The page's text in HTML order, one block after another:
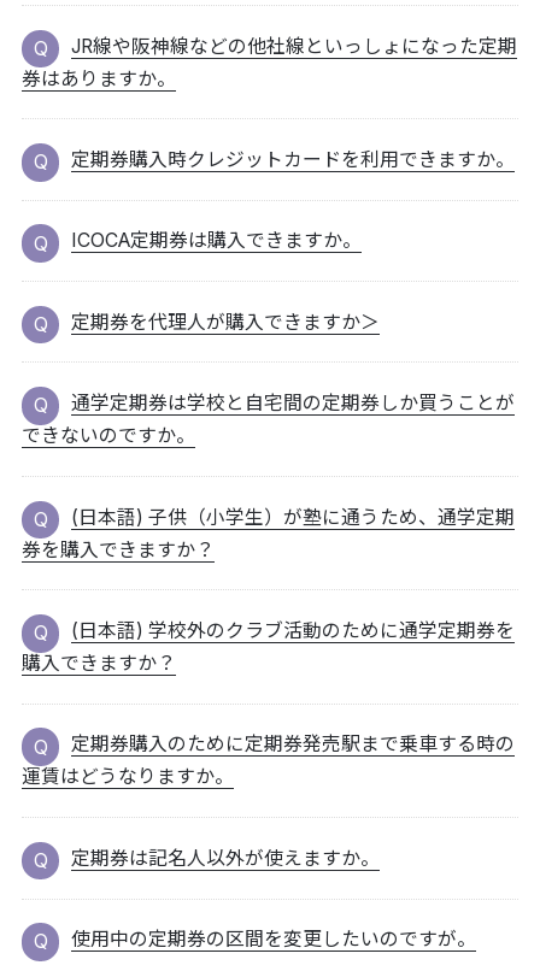
JR線や阪神線などの他社線といっしょになった定期
券はありますか。
定期券購入時クレジットカードを利用できますか。
ICOCA定期券は購入できますか。
定期券を代理人が購入できますか＞
通学定期券は学校と自宅間の定期券しか買うことが
できないのですか。
(日本語) 子供（小学生）が塾に通うため、通学定期
券を購入できますか？
(日本語) 学校外のクラブ活動のために通学定期券を
購入できますか？
定期券購入のために定期券発売駅まで乗車する時の
運賃はどうなりますか。
定期券は記名人以外が使えますか。
使用中の定期券の区間を変更したいのですが。